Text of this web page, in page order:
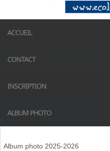
ACCUEIL
CONTACT
INSCRIPTION
ALBUM PHOTO
Album photo 2025-2026